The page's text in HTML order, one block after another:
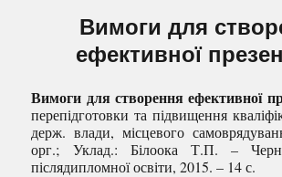
Вимоги для
ефективної
Вимоги для створення ефективної
перепідготовки та підвищення
держ. влади, місцевого
орг.; Уклад.: Білоока Т.П. –
післядипломної освіти, 2015. – 14 с.